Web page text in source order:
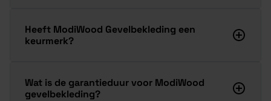
Heeft ModiWood Gevelbekleding een
keurmerk?
Wat is de garantieduur voor ModiWood
gevelbekleding?